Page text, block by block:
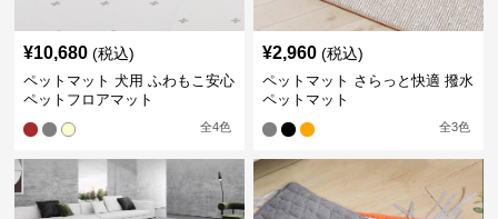
¥10,680 (税込)
ペットマット 犬用 ふわもこ安心
ペットフロアマット
全4色
¥2,960 (税込)
ペットマット さらっと快適 撥水
ペットマット
全3色